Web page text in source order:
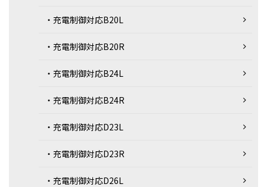
・充電制御対応B20L
・充電制御対応B20R
・充電制御対応B24L
・充電制御対応B24R
・充電制御対応D23L
・充電制御対応D23R
・充電制御対応D26L